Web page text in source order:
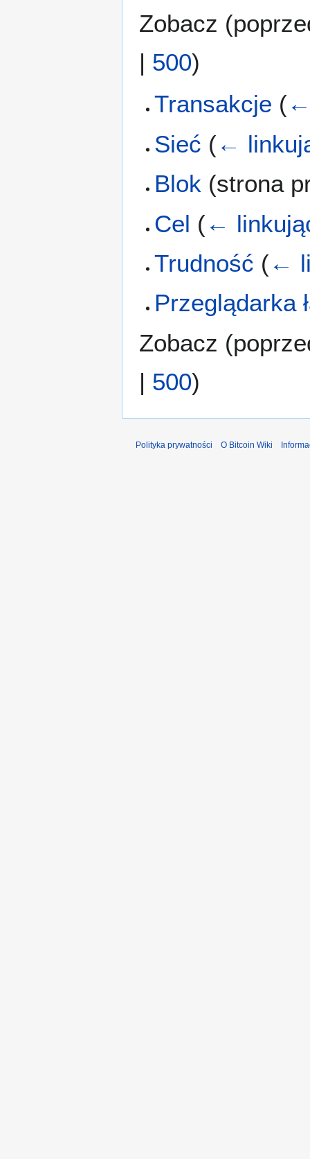
Zobacz (
| 500)
Transakcje (
Sieć (←
Blok (strona
Cel (←
Trudność (←
Przeglądarka
Zobacz (
| 500)
Polityka prywatności O Bitcoin Wiki